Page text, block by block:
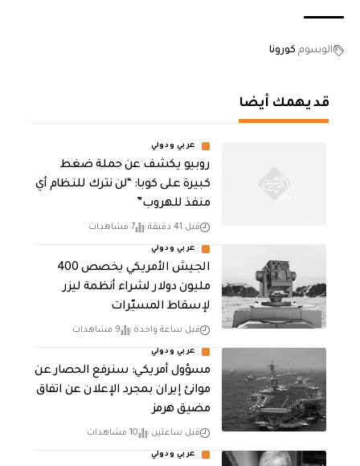
الوسوم كورونا
قد يهمك أيضا
عربي ودولي
روبيو يكشف عن حملة ضغط
كبيرة على كوبا: “لن نترك للنظام أي
منفذ للهروب”
قبل 41 دقيقة 7 مشاهدات
عربي ودولي
الجيش الأمريكي يخصص 400
مليون دولار لشراء أنظمة ليزر
لإسقاط المسيّرات
قبل ساعة واحدة 9 مشاهدات
عربي ودولي
مسؤول أمريكي: سنرفع الحصار عن
موانئ إيران بمجرد الإعلان عن اتفاق
مضيق هرمز
قبل ساعتين 10 مشاهدات
عربي ودولي